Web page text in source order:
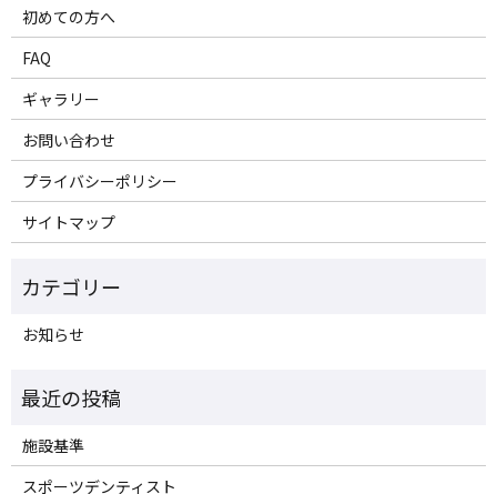
初めての方へ
FAQ
ギャラリー
お問い合わせ
プライバシーポリシー
サイトマップ
お知らせ
施設基準
スポーツデンティスト